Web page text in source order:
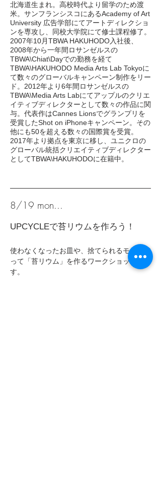
北海道生まれ。高校時代より留学のため渡
米。サンフランシスコにあるAcademy of Art
University 広告学部にてアートディレクショ
ンを専攻し、同校大学院にて修士課程修了。
2007年10月TBWA HAKUHODO入社後、
2008年から一年間ロサンゼルスの
TBWA\Chiat\Dayでの勤務を経て
TBWA\HAKUHODO Media Arts Lab Tokyoに
て数々のグローバルキャンペーン制作をリー
ド。2012年より6年間ロサンゼルスの
TBWA\Media Arts Labにてアップルのクリエ
イティブディレクターとして数々の作品に関
与。代表作はCannes Lionsでグランプリを
受賞したShot on iPhoneキャンペーン。その
他にも50を超える数々の国際賞を受賞。
2017年より拠点を東京に移し、ユニクロの
グローバル統括クリエイティブディレクター
としてTBWA\HAKUHODOに在籍中。
8/19 mon...
​UPCYCLEで苔リウムを作ろう！
使わなくなったお皿や、捨てられるモノを使
って「苔リウム」を作るワークショップで
す。